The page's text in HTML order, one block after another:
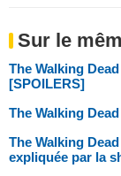
Sur le
The Walking
[SPOILERS]
The Walking
The Walking
expliquée par la